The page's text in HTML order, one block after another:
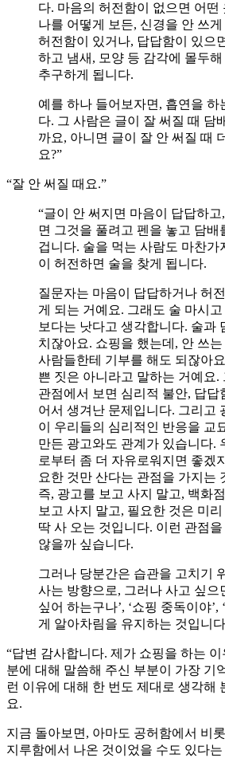
다. 마음의 허전함이 없으면 어떤
나를 어떻게 보든, 신경을 안 쓰게
허전함이 있거나, 답답함이 있으
하고 냄새, 모양 등 감각에 몰두
추구하게 됩니다.
예를 하나 들어보자면, 흡연을 하
다. 그 사람은 글이 잘 써질 때 담
까요, 아니면 글이 잘 안 써질 때
요?”
“잘 안 써질 때요.”
“글이 안 써지면 마음이 답답하
면 그것을 풀려고 펜을 놓고 담배
겁니다. 술을 먹는 사람도 마찬가
이 허전하면 술을 찾게 됩니다.
질문자는 마음이 답답하거나 허
게 되는 거예요. 그래도 술 마시
보다는 낫다고 생각합니다. 술과
치잖아요. 쇼핑을 했는데, 안 쓰
사람들한테 기부를 해도 되잖아
쁜 짓은 아니라고 말하는 거예요.
관점에서 보면 심리적 불안, 답답
어서 생겨난 문제입니다. 그리고
이 우리들의 심리적인 반응을 교
만든 광고와도 관계가 있습니다.
로부터 좀 더 자유로워지면 좋겠
요한 것만 산다는 관점을 가지는
즉, 광고를 보고 사지 말고, 백화
보고 사지 말고, 필요한 것은 미
딱 사 오는 것입니다. 이런 관점을
않을까 싶습니다.
그러나 당분간은 습관을 고치기
사는 방향으로, 그러나 사고 싶으
싶어 하는구나’, ‘쇼핑 중독이야’,
게 알아차림을 유지하는 것입니
“답변 감사합니다. 제가 쇼핑을 하는
분에 대해 말씀해 주신 부분이 가장 기
런 이유에 대해 한 번도 제대로 생각해
요.
지금 돌아보면, 아마도 공허함에서 비
지루함에서 나온 것이었을 수도 있다